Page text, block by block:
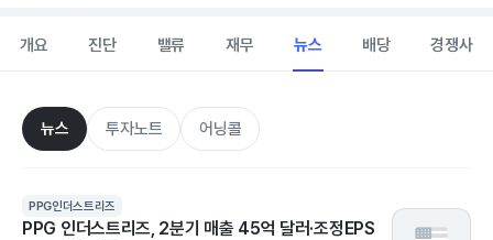
개요 진단 밸류 재무 뉴스 배당 경쟁사
뉴스 투자노트 어닝콜
PPG인더스트리즈
PPG 인더스트리즈, 2분기 매출 45억 달러·조정EPS